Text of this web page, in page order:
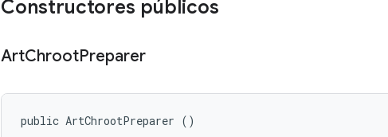
Constructores públicos
ArtChrootPreparer
public ArtChrootPreparer ()